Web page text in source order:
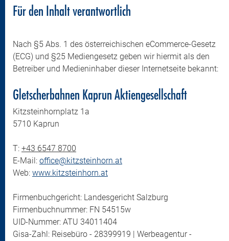
Für den Inhalt verantwortlich
Nach §5 Abs. 1 des österreichischen eCommerce-Gesetz
(ECG) und §25 Mediengesetz geben wir hiermit als den
Betreiber und Medieninhaber dieser Internetseite bekannt:
Gletscherbahnen Kaprun Aktiengesellschaft
Kitzsteinhornplatz 1a
5710 Kaprun
T: +43 6547 8700
E-Mail: office@kitzsteinhorn.at
Web: www.kitzsteinhorn.at
Firmenbuchgericht: Landesgericht Salzburg
Firmenbuchnummer: FN 54515w
UID-Nummer: ATU 34011404
Gisa-Zahl: Reisebüro - 28399919 | Werbeagentur -